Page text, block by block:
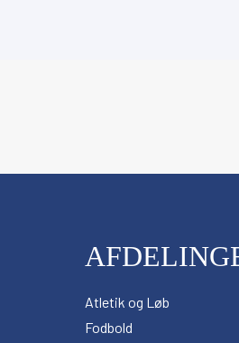
Atletik og Løb
Fodbold